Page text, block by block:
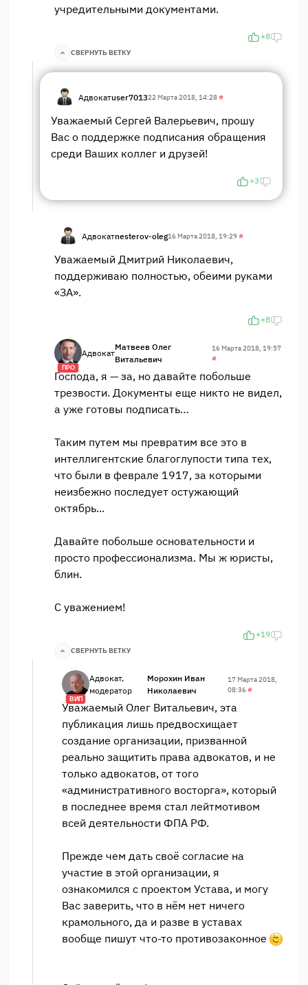
учредительными документами.
+8
СВЕРНУТЬ ВЕТКУ
Адвокатuser701322 Марта 2018, 14:28#
Уважаемый Сергей Валерьевич, прошу
Вас о поддержке подписания обращения
среди Ваших коллег и друзей!
+3
Адвокатnesterov-oleg16 Марта 2018, 19:29#
Уважаемый Дмитрий Николаевич,
поддерживаю полностью, обеими руками
«ЗА».
+8
ПРО
Адвокат
Матвеев Олег
Витальевич
16 Марта 2018, 19:57
#
Господа, я — за, но давайте побольше
трезвости. Документы еще никто не видел,
а уже готовы подписать…
Таким путем мы превратим все это в
интеллигентские благоглупости типа тех,
что были в феврале 1917, за которыми
неизбежно последует остужающий
октябрь...
Давайте побольше основательности и
просто профессионализма. Мы ж юристы,
блин.
С уважением!
+19
СВЕРНУТЬ ВЕТКУ
ВИП
Адвокат,
модератор
Морохин Иван
Николаевич
17 Марта 2018,
08:36#
Уважаемый Олег Витальевич, эта
публикация лишь предвосхищает
создание организации, призванной
реально защитить права адвокатов, и не
только адвокатов, от того
«административного восторга», который
в последнее время стал лейтмотивом
всей деятельности ФПА РФ.
Прежде чем дать своё согласие на
участие в этой организации, я
ознакомился с проектом Устава, и могу
Вас заверить, что в нём нет ничего
крамольного, да и разве в уставах
вообще пишут что-то противозаконное